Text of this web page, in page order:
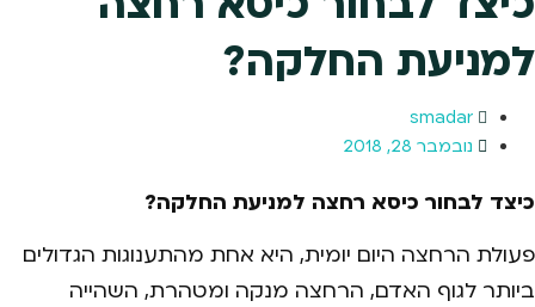
למניעת החלקה?
smadar
נובמבר 28, 2018
כיצד לבחור כיסא רחצה למניעת החלקה?
פעולת הרחצה היום יומית, היא אחת מהתענוגות הגדולים
ביותר לגוף האדם, הרחצה מנקה ומטהרת, השהייה